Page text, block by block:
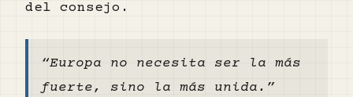
del consejo.
“Europa no necesita ser la más
fuerte, sino la más unida.”